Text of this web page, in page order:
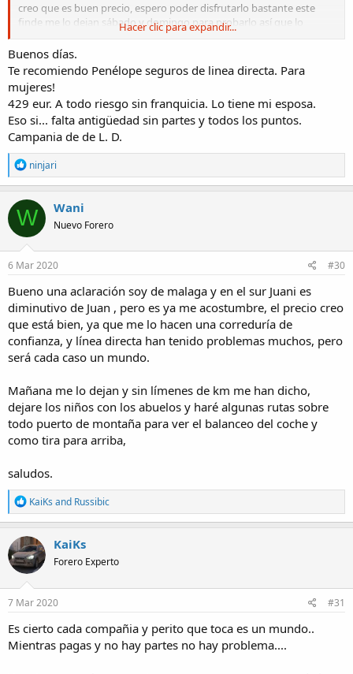
creo que es buen precio, espero poder disfrutarlo bastante este
finde me lo dejan sábado y domingo para probarlo así que lo
tendré bastante tiempo para poder decidirme, saludos
Hacer clic para expandir...
Buenos días.
Te recomiendo Penélope seguros de linea directa. Para
mujeres!
429 eur. A todo riesgo sin franquicia. Lo tiene mi esposa.
Eso si... falta antigüedad sin partes y todos los puntos.
Campania de de L. D.
R
e
a
c
t
i
o
n
s
ninjari
W Wani
Nuevo Forero
6 Mar 2020 #30
Bueno una aclaración soy de malaga y en el sur Juani es
diminutivo de Juan , pero es ya me acostumbre, el precio creo
que está bien, ya que me lo hacen una correduría de
confianza, y línea directa han tenido problemas muchos, pero
será cada caso un mundo.
Mañana me lo dejan y sin límenes de km me han dicho,
dejare los niños con los abuelos y haré algunas rutas sobre
todo puerto de montaña para ver el balanceo del coche y
como tira para arriba,
saludos.
R
e
a
c
t
i
o
n
s
KaiKs and Russibic
KaiKs
Forero Experto
7 Mar 2020 #31
Es cierto cada compañia y perito que toca es un mundo..
Mientras pagas y no hay partes no hay problema....